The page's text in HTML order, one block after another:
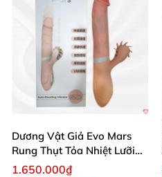
Dương Vật Giả Evo Mars
Rung Thụt Tỏa Nhiệt Lưỡi
Liếm Cao Cấp
1.650.000₫